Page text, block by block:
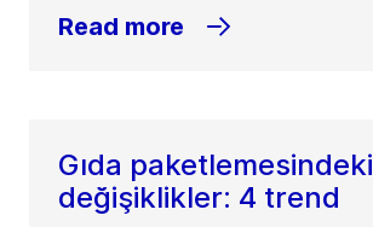
Read more
Gıda paketlemesindeki
değişiklikler: 4 trend